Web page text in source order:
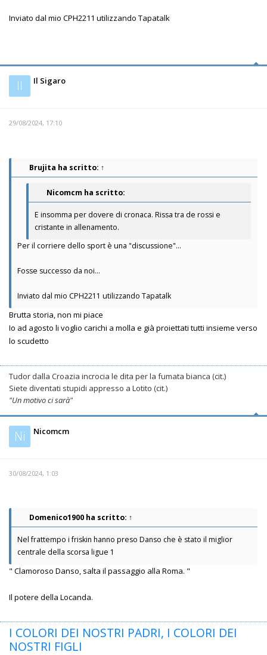
Inviato dal mio CPH2211 utilizzando Tapatalk
Il Il Sigaro
29/08/2024, 17:10
Brujita ha scritto: ↑
Nicomcm ha scritto:
E insomma per dovere di cronaca. Rissa tra de rossi e
cristante in allenamento.
Per il corriere dello sport è una "discussione"...
Fosse successo da noi...
Inviato dal mio CPH2211 utilizzando Tapatalk
Brutta storia, non mi piace
Io ad agosto li voglio carichi a molla e già proiettati tutti insieme verso
lo scudetto
Tudor dalla Croazia incrocia le dita per la fumata bianca (cit.)
Siete diventati stupidi appresso a Lotito (cit.)
"Un motivo ci sarà"
Ni Nicomcm
30/08/2024, 1:03
Domenico1900 ha scritto: ↑
Nel frattempo i friskin hanno preso Danso che è stato il miglior
centrale della scorsa ligue 1
" Clamoroso Danso, salta il passaggio alla Roma. "
Il potere della Locanda.
I COLORI DEI NOSTRI PADRI, I COLORI DEI
NOSTRI FIGLI